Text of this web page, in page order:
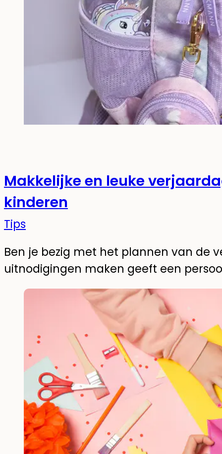
Makkelijke en leuke
kinderen
Tips
Ben je bezig met het plannen van de
uitnodigingen maken geeft een